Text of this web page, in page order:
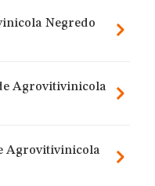
Negredo
Agrovitivinicola
Agrovitivinicola